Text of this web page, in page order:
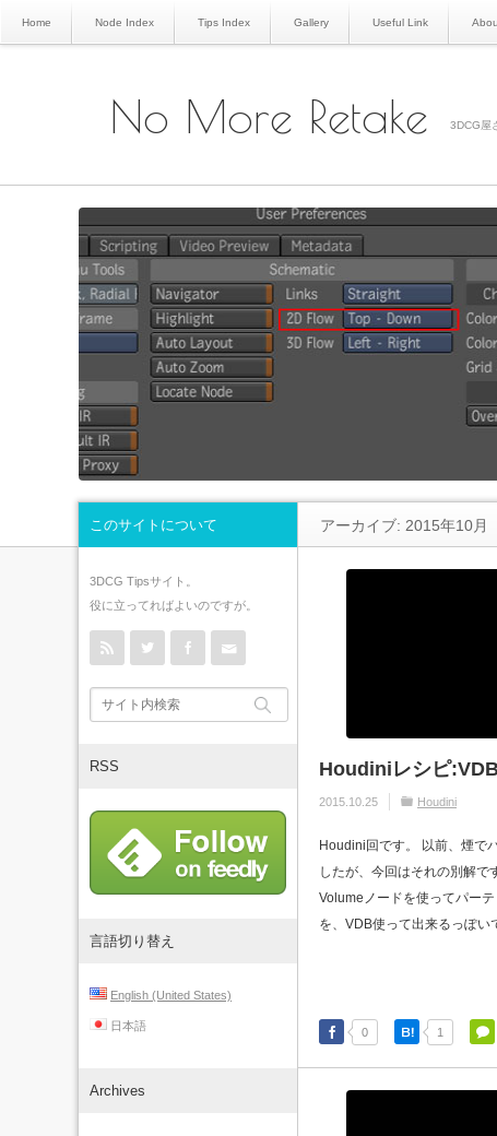
Home Node Index Tips Index Gallery Useful Link
No More Retake 3DCG屋
アーカイブ: 2015年10月
Houdiniレシピ
2015.10.25 Houdini
Houdini回です。 以前、煙で
したが、今回はそれの別解で
Volumeノードを使ってパー
を、VDB使って出来るっぽい
0 1
このサイトについて
3DCG Tipsサイト。
役に立ってればよいのですが。
rss Twitter Facebook
RSS
言語切り替え
English (United States)
日本語
Archives